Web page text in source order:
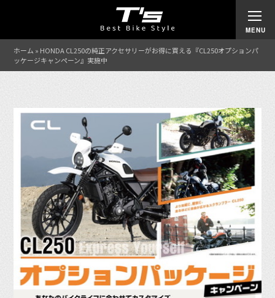
ホーム » HONDA CL250の純正アクセサリーがお得に買える『CL250オプションパ
ッケージキャンペーン』実施中